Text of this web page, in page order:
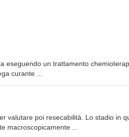
eseguendo un trattamento
curante ...
valutare poi resecabilità. Lo stadio in
macroscopicamente ...